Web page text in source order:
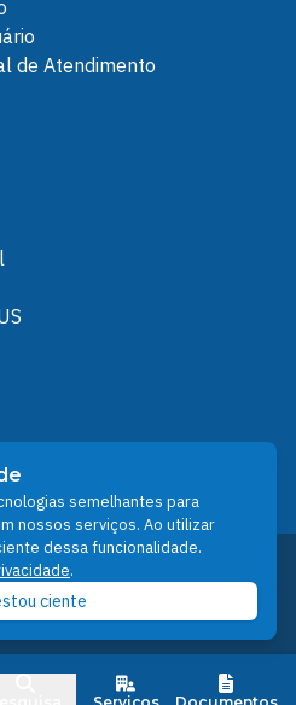
de Atendimento
Técnico de Gestão de
- NTI
© 2026
semelhantes para
nossos serviços. Ao utilizar
dessa funcionalidade.
.
ciente